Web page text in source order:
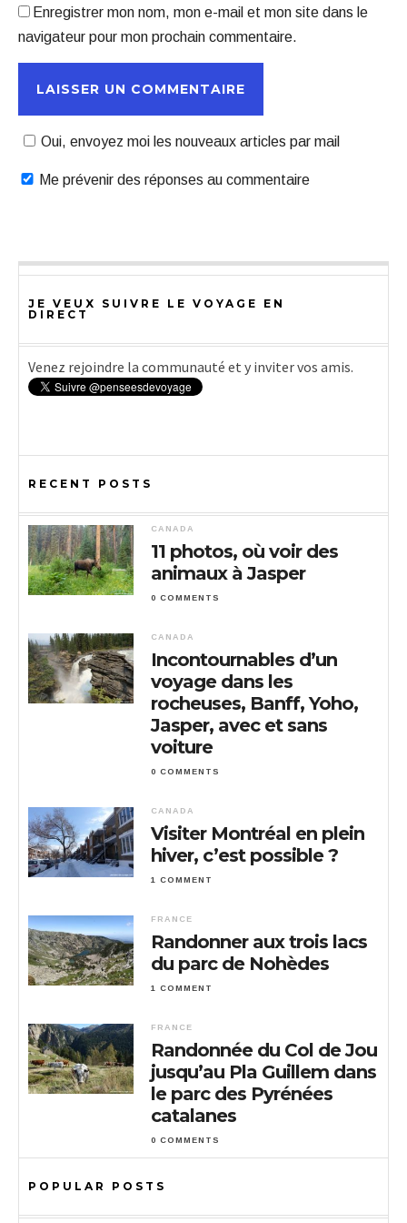
Enregistrer mon nom, mon e-mail et mon site dans le
navigateur pour mon prochain commentaire.
Oui, envoyez moi les nouveaux articles par mail
Me prévenir des réponses au commentaire
JE VEUX SUIVRE LE VOYAGE EN
DIRECT
Venez rejoindre la communauté et y inviter vos amis.
RECENT POSTS
CANADA
11 photos, où voir des
animaux à Jasper
0 COMMENTS
CANADA
Incontournables d’un
voyage dans les
rocheuses, Banff, Yoho,
Jasper, avec et sans
voiture
0 COMMENTS
CANADA
Visiter Montréal en plein
hiver, c’est possible ?
1 COMMENT
FRANCE
Randonner aux trois lacs
du parc de Nohèdes
1 COMMENT
FRANCE
Randonnée du Col de Jou
jusqu’au Pla Guillem dans
le parc des Pyrénées
catalanes
0 COMMENTS
POPULAR POSTS